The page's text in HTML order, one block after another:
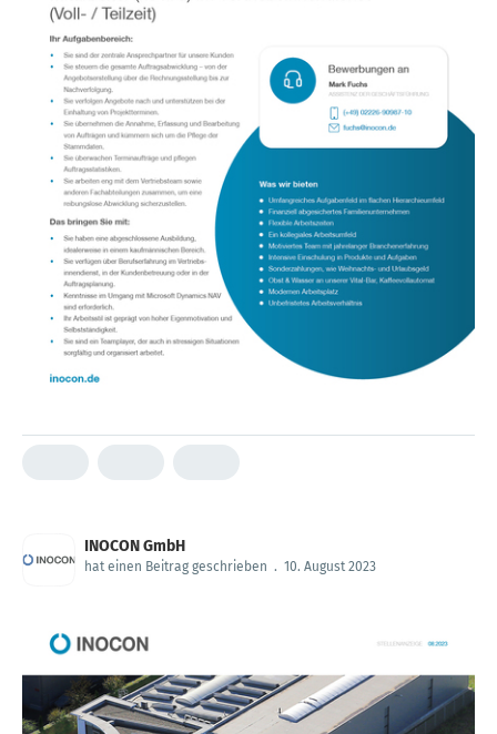
INOCON GmbH
hat einen Beitrag geschrieben . 10. August 2023